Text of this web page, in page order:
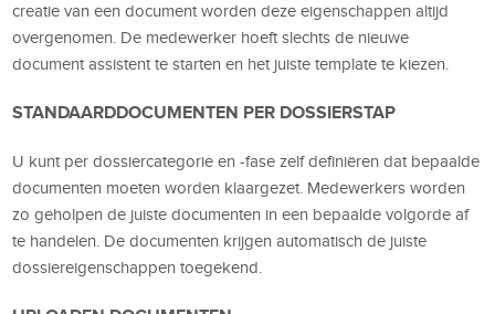
creatie van een document worden deze eigenschappen altijd
overgenomen. De medewerker hoeft slechts de nieuwe
document assistent te starten en het juiste template te kiezen.
STANDAARDDOCUMENTEN PER DOSSIERSTAP
U kunt per dossiercategorie en -fase zelf definiëren dat bepaalde
documenten moeten worden klaargezet. Medewerkers worden
zo geholpen de juiste documenten in een bepaalde volgorde af
te handelen. De documenten krijgen automatisch de juiste
dossiereigenschappen toegekend.